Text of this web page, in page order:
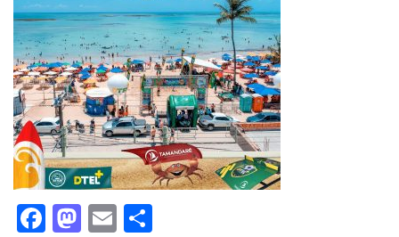
Facebook
Mastodon
Email